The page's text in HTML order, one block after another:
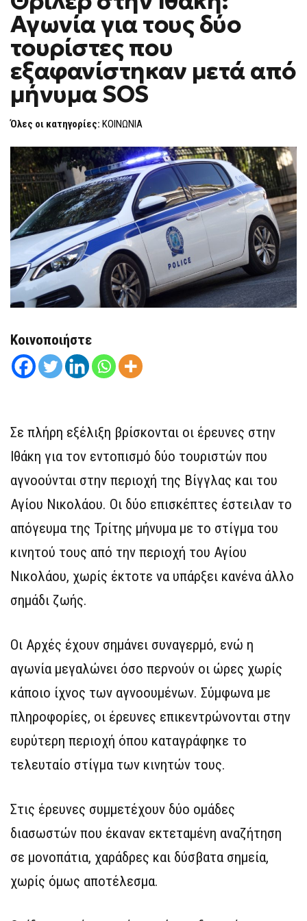
ΣΤΗΝ
ΑΓΩΝΊΑ
ΓΙΑ
ΤΟΥΣ
ΔΎΟ
ΤΟΥΡΊΣΤΕΣ
ΠΟΥ
ΕΞΑΦΑΝΊΣΤΗΚΑΝ
ΜΕΤΆ
ΜΉΝΥΜΑ
SOS
Αγωνία για τους δύο
τουρίστες που
εξαφανίστηκαν μετά από
μήνυμα SOS
Όλες οι κατηγορίες: ΚΟΙΝΩΝΙΑ
Κοινοποιήστε
Σε πλήρη εξέλιξη βρίσκονται οι έρευνες στην
Ιθάκη για τον εντοπισμό δύο τουριστών που
αγνοούνται στην περιοχή της Βίγγλας και του
Αγίου Νικολάου. Οι δύο επισκέπτες έστειλαν το
απόγευμα της Τρίτης μήνυμα με το στίγμα του
κινητού τους από την περιοχή του Αγίου
Νικολάου, χωρίς έκτοτε να υπάρξει κανένα άλλο
σημάδι ζωής.
Οι Αρχές έχουν σημάνει συναγερμό, ενώ η
αγωνία μεγαλώνει όσο περνούν οι ώρες χωρίς
κάποιο ίχνος των αγνοουμένων. Σύμφωνα με
πληροφορίες, οι έρευνες επικεντρώνονται στην
ευρύτερη περιοχή όπου καταγράφηκε το
τελευταίο στίγμα των κινητών τους.
Στις έρευνες συμμετέχουν δύο ομάδες
διασωστών που έκαναν εκτεταμένη αναζήτηση
σε μονοπάτια, χαράδρες και δύσβατα σημεία,
χωρίς όμως αποτέλεσμα.